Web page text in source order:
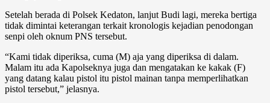
Setelah berada di Polsek Kedaton, lanjut Budi lagi, mereka bertiga
tidak dimintai keterangan terkait kronologis kejadian penodongan
senpi oleh oknum PNS tersebut.
“Kami tidak diperiksa, cuma (M) aja yang diperiksa di dalam.
Malam itu ada Kapolseknya juga dan mengatakan ke kakak (F)
yang datang kalau pistol itu pistol mainan tanpa memperlihatkan
pistol tersebut,” jelasnya.